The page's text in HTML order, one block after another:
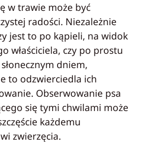
w trawie może być
radości. Niezależnie
jest to po kąpieli, na widok
właściciela, czy po prostu
dniem,
to odzwierciedla ich
Obserwowanie psa
się tymi chwilami może
każdemu
zwierzęcia.